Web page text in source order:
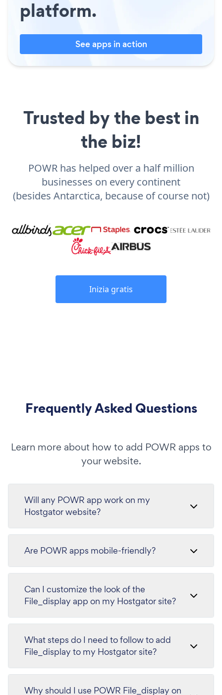
platform.
See apps in action
Trusted by the best in
the biz!
POWR has helped over a half million
businesses on every continent
(besides Antarctica, because of course not)
Inizia gratis
Frequently Asked Questions
Learn more about how to add POWR apps to
your website.
Will any POWR app work on my
Hostgator website?
Are POWR apps mobile-friendly?
Can I customize the look of the
File_display app on my Hostgator site?
What steps do I need to follow to add
File_display to my Hostgator site?
Why should I use POWR File_display on